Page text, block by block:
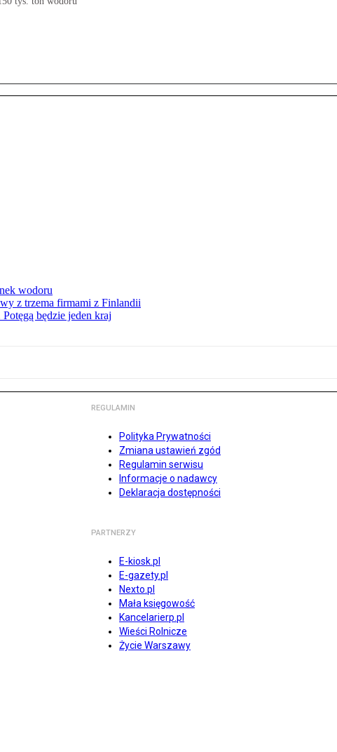
wodoru
z trzema firmami z Finlandii
będzie jeden kraj
REGULAMIN
Polityka Prywatności
Zmiana ustawień zgód
Regulamin serwisu
Informacje o nadawcy
Deklaracja dostępności
PARTNERZY
E-kiosk.pl
E-gazety.pl
Nexto.pl
Mała księgowość
Kancelarierp.pl
Wieści Rolnicze
Życie Warszawy